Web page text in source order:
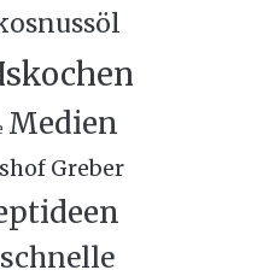
Medien
Greber
schnelle